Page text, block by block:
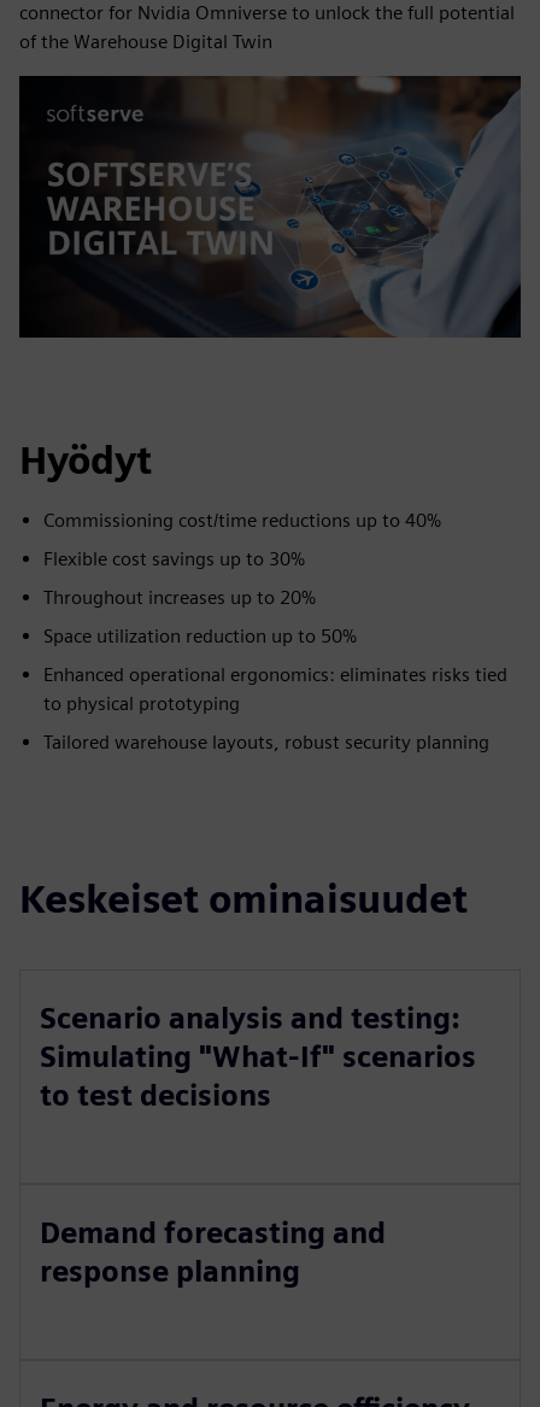
connector for Nvidia Omniverse to unlock the full potential
of the Warehouse Digital Twin
Hyödyt
Commissioning cost/time reductions up to 40%
Flexible cost savings up to 30%
Throughout increases up to 20%
Space utilization reduction up to 50%
Enhanced operational ergonomics: eliminates risks tied
to physical prototyping
Tailored warehouse layouts, robust security planning
Keskeiset ominaisuudet
Scenario analysis and testing:
Simulating "What-If" scenarios
to test decisions
Demand forecasting and
response planning